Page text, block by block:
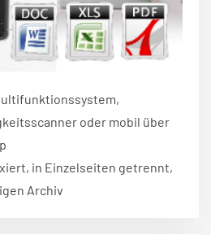
oder mobil über
in Einzelseiten getrennt,
Archiv